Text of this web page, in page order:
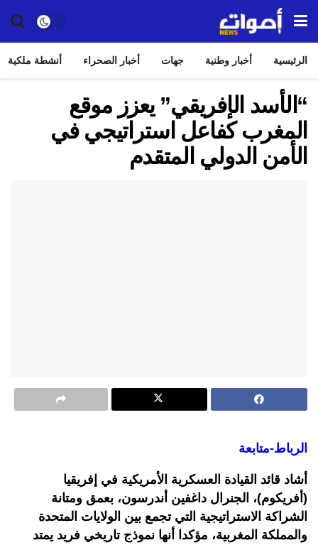
الرئيسية أخبار وطنية جهات أخبار الصحراء أنشطة ملكية
“الأسد الإفريقي” يعزز موقع
المغرب كفاعل استراتيجي في
الأمن الدولي المتقدم
الرباط-متابعة
أشاد قائد القيادة العسكرية الأمريكية في إفريقيا
(أفريكوم)، الجنرال داغفين أندرسون، بعمق ومتانة
الشراكة الاستراتيجية التي تجمع بين الولايات المتحدة
والمملكة المغربية، مؤكدا أنها نموذج تاريخي فريد يمتد